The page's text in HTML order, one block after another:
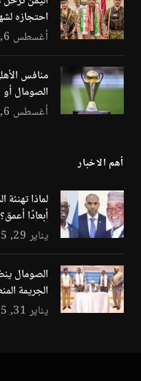
احتجازه
أغسطس 6, 2026
منافس
الصومال أو
أغسطس 6, 2026
أهم الاخبار
لماذا
أبعادًا أعمق؟
يناير 29, 2025
الصومال
الجريمة
يناير 31, 2025